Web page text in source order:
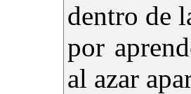
dentro de
por
al azar